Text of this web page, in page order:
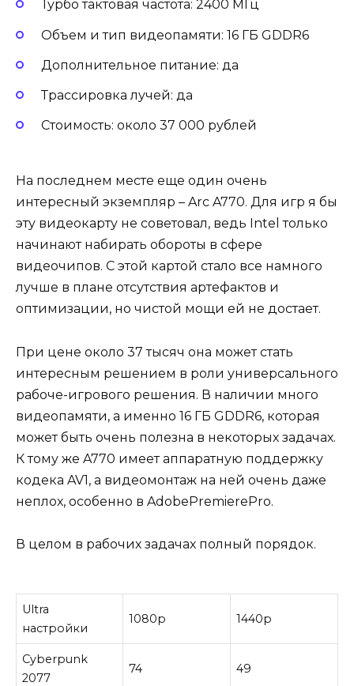
Турбо тактовая частота: 2400 МГц
Объем и тип видеопамяти: 16 ГБ GDDR6
Дополнительное питание: да
Трассировка лучей: да
Стоимость: около 37 000 рублей
На последнем месте еще один очень
интересный экземпляр – Arc A770. Для игр я бы
эту видеокарту не советовал, ведь Intel только
начинают набирать обороты в сфере
видеочипов. С этой картой стало все намного
лучше в плане отсутствия артефактов и
оптимизации, но чистой мощи ей не достает.
При цене около 37 тысяч она может стать
интересным решением в роли универсального
рабоче-игрового решения. В наличии много
видеопамяти, а именно 16 ГБ GDDR6, которая
может быть очень полезна в некоторых задачах.
К тому же A770 имеет аппаратную поддержку
кодека AV1, а видеомонтаж на ней очень даже
неплох, особенно в AdobePremierePro.
В целом в рабочих задачах полный порядок.
Ultra
настройки
1080р 1440р
Cyberpunk
2077
74 49